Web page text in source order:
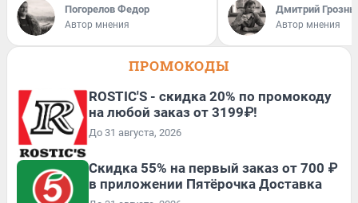
Погорелов Федор
Автор мнения
Дмитрий
Автор мнения
ПРОМОКОДЫ
ROSTIC'S - скидка 20% по промокоду
на любой заказ от 3199₽!
До 31 августа, 2026
Скидка 55% на первый заказ от 700 ₽
в приложении Пятёрочка Доставка